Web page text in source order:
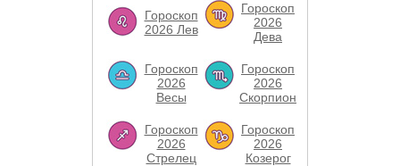
Гороскоп
2026 Лев
Гороскоп
2026
Дева
Гороскоп
2026
Весы
Гороскоп
2026
Скорпион
Гороскоп
2026
Стрелец
Гороскоп
2026
Козерог